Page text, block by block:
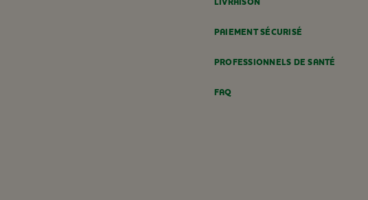
LIVRAISON
PAIEMENT SÉCURISÉ
PROFESSIONNELS DE SANTÉ
FAQ